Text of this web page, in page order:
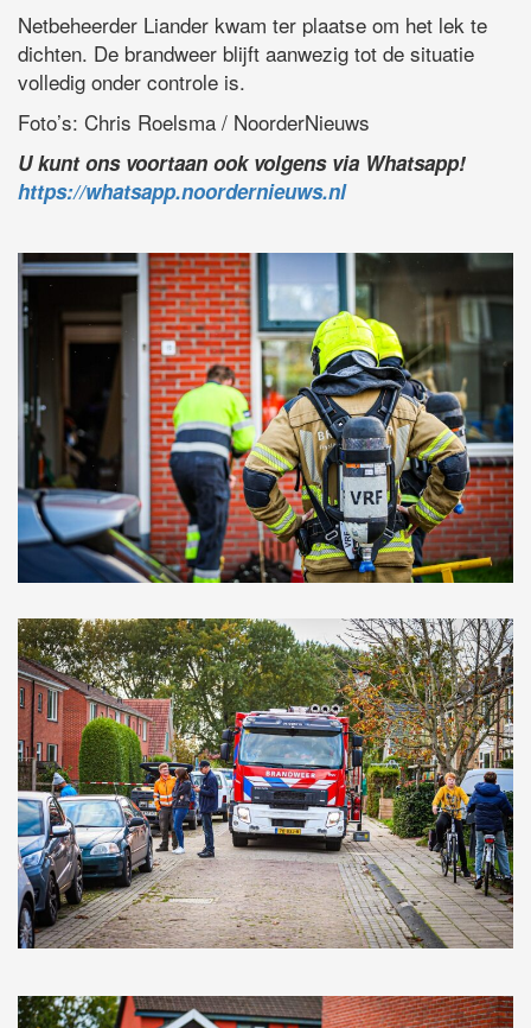
Netbeheerder Liander kwam ter plaatse om het lek te
dichten. De brandweer blijft aanwezig tot de situatie
volledig onder controle is.
Foto’s: Chris Roelsma / NoorderNieuws
U kunt ons voortaan ook volgens via Whatsapp!
https://whatsapp.noordernieuws.nl